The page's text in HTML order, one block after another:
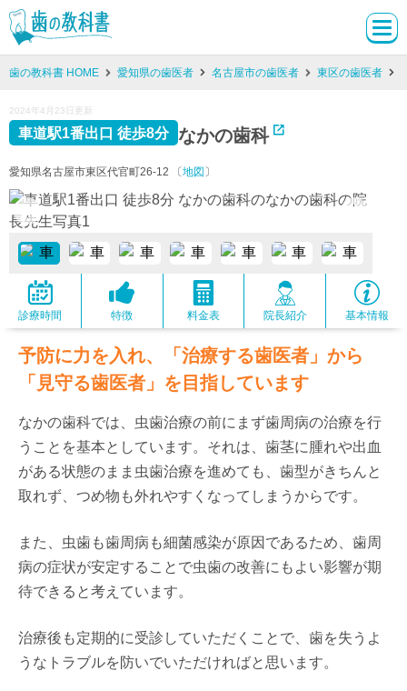
歯の教科書 HOME 愛知県の歯医者 名古屋市の歯医者 東区の歯医者
2024年4月23日更新
なかの歯科
車道駅1番出口 徒歩8分
愛知県名古屋市東区代官町26-12 〔地図 〕
診療時間 特徴 料金表 院長紹介 基本情報
予防に力を入れ、「治療する歯医者」から
「見守る歯医者」を目指しています
なかの歯科では、虫歯治療の前にまず歯周病の治療を行
うことを基本としています。それは、歯茎に腫れや出血
がある状態のまま虫歯治療を進めても、歯型がきちんと
取れず、つめ物も外れやすくなってしまうからです。
また、虫歯も歯周病も細菌感染が原因であるため、歯周
病の症状が安定することで虫歯の改善にもよい影響が期
待できると考えています。
治療後も定期的に受診していただくことで、歯を失うよ
うなトラブルを防いでいただければと思います。